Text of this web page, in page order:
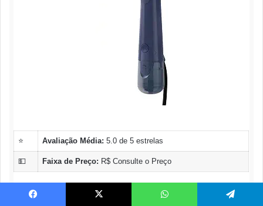
⭐ Avaliação Média: 5.0 de 5 estrelas
💵 Faixa de Preço: R$ Consulte o Preço